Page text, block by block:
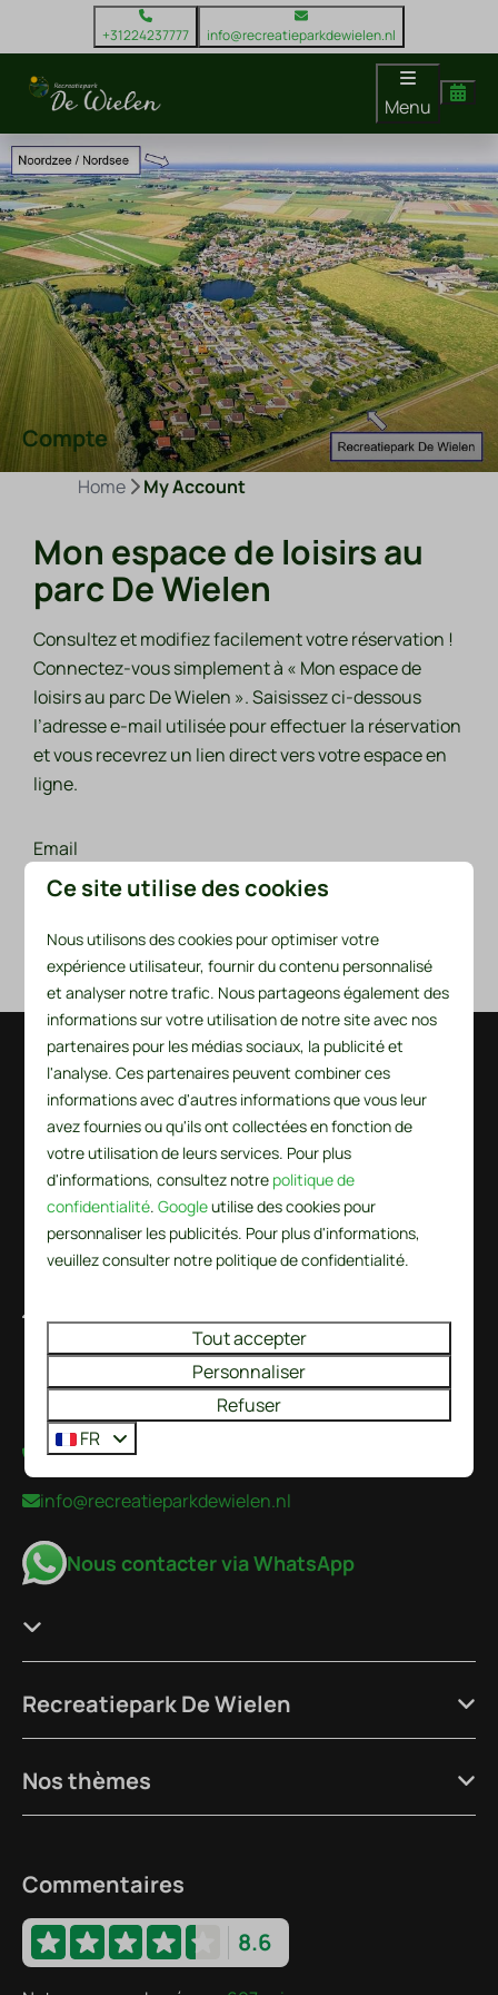
+31224237777 info@recreatieparkdewielen.nl
Menu
Compte
Home My Account
Mon espace de loisirs au
parc De Wielen
Consultez et modifiez facilement votre réservation !
Connectez-vous simplement à « Mon espace de
loisirs au parc De Wielen ». Saisissez ci-dessous
l’adresse e-mail utilisée pour effectuer la réservation
et vous recevrez un lien direct vers votre espace en
ligne.
Email
Recevoir le lien d'accès
Payer en toute sécurité
De Wielen 84
1744 KS Sint Maarten
Nederland
+31224237777
info@recreatieparkdewielen.nl
Nous contacter via WhatsApp
Recreatiepark De Wielen
Nos thèmes
Commentaires
8.6
Ce site utilise des cookies
Nous utilisons des cookies pour optimiser votre
expérience utilisateur, fournir du contenu personnalisé
et analyser notre trafic. Nous partageons également des
informations sur votre utilisation de notre site avec nos
partenaires pour les médias sociaux, la publicité et
l'analyse. Ces partenaires peuvent combiner ces
informations avec d'autres informations que vous leur
avez fournies ou qu'ils ont collectées en fonction de
votre utilisation de leurs services. Pour plus
d'informations, consultez notre politique de
confidentialité.Googleutilise des cookies pour
personnaliser les publicités. Pour plus d'informations,
veuillez consulter notre politique de confidentialité.
Tout accepter
Personnaliser
Refuser
FR